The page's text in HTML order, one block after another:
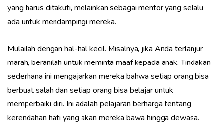
yang harus ditakuti, melainkan sebagai mentor yang selalu
ada untuk mendampingi mereka.
Mulailah dengan hal-hal kecil. Misalnya, jika Anda terlanjur
marah, beranilah untuk meminta maaf kepada anak. Tindakan
sederhana ini mengajarkan mereka bahwa setiap orang bisa
berbuat salah dan setiap orang bisa belajar untuk
memperbaiki diri. Ini adalah pelajaran berharga tentang
kerendahan hati yang akan mereka bawa hingga dewasa.